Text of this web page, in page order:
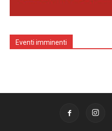
Eventi imminenti